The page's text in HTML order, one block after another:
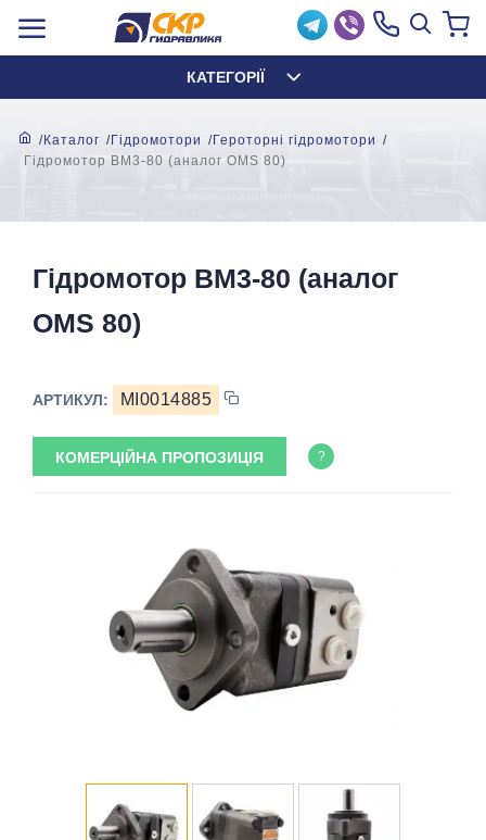
КАТЕГОРІЇ
Каталог Гідромотори
Героторні гідромотори
Гідромотор BM3-80 (аналог OMS 80)
Гідромотор BM3-80 (аналог
OMS 80)
АРТИКУЛ: MI0014885
КОМЕРЦІЙНА ПРОПОЗИЦІЯ ?